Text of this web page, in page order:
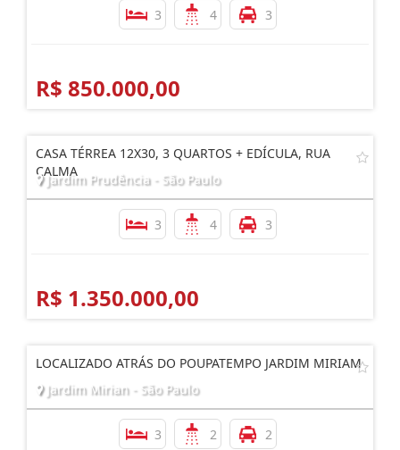
3 4 3
R$ 850.000,00
CASA TÉRREA 12X30, 3 QUARTOS + EDÍCULA, RUA
CALMA
Jardim Prudência - São Paulo
3 4 3
R$ 1.350.000,00
LOCALIZADO ATRÁS DO POUPATEMPO JARDIM MIRIAM
Jardim Mirian - São Paulo
3 2 2